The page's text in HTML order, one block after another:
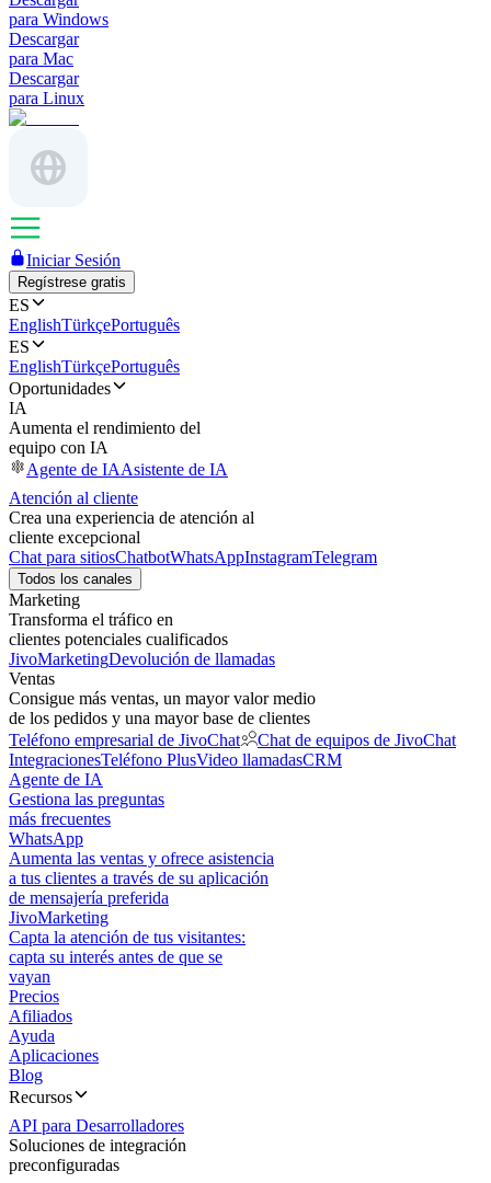
para Windows
Descargar
para Mac
Descargar
para Linux
Iniciar Sesión
Regístrese gratis
ES
EnglishTürkçePortuguês
ES
EnglishTürkçePortuguês
Oportunidades
IA
Aumenta el rendimiento del
equipo con IA
Agente de IAAsistente de IA
Atención al cliente
Crea una experiencia de atención al
cliente excepcional
Chat para sitiosChatbotWhatsAppInstagramTelegram
Todos los canales
Marketing
Transforma el tráfico en
clientes potenciales cualificados
JivoMarketingDevolución de llamadas
Ventas
Consigue más ventas, un mayor valor medio
de los pedidos y una mayor base de clientes
Teléfono empresarial de JivoChat
Chat de equipos de JivoChat
IntegracionesTeléfono PlusVideo llamadasCRM
Agente de IA
Gestiona las preguntas
más frecuentes
WhatsApp
Aumenta las ventas y ofrece asistencia
a tus clientes a través de su aplicación
de mensajería preferida
JivoMarketing
Capta la atención de tus visitantes:
capta su interés antes de que se
vayan
Precios
Afiliados
Ayuda
Aplicaciones
Blog
Recursos
API para Desarrolladores
Soluciones de integración
preconfiguradas